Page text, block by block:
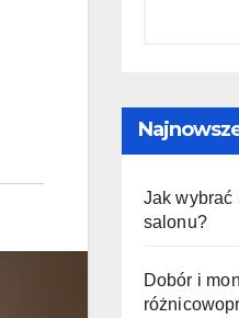
Jak wybrać
salonu?
Dobór i